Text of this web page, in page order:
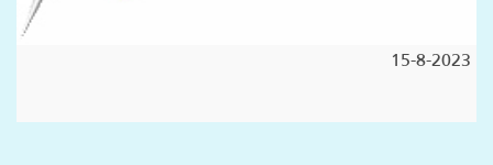
15-8-2023